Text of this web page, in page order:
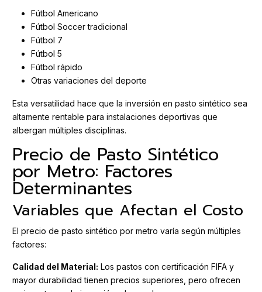
Fútbol Americano
Fútbol Soccer tradicional
Fútbol 7
Fútbol 5
Fútbol rápido
Otras variaciones del deporte
Esta versatilidad hace que la inversión en pasto sintético sea
altamente rentable para instalaciones deportivas que
albergan múltiples disciplinas.
Precio de Pasto Sintético
por Metro: Factores
Determinantes
Variables que Afectan el Costo
El precio de pasto sintético por metro varía según múltiples
factores:
Calidad del Material: Los pastos con certificación FIFA y
mayor durabilidad tienen precios superiores, pero ofrecen